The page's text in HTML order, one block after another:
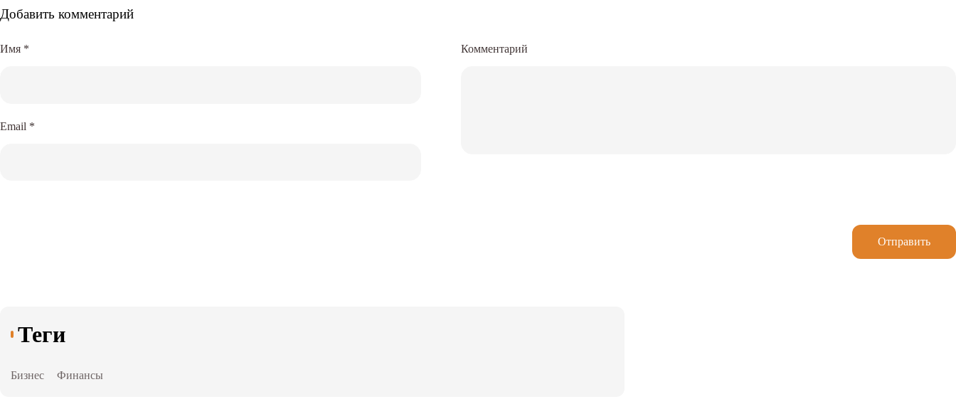
Добавить комментарий
Комментарий
Имя *
Email *
Отправить
Теги
Бизнес Финансы